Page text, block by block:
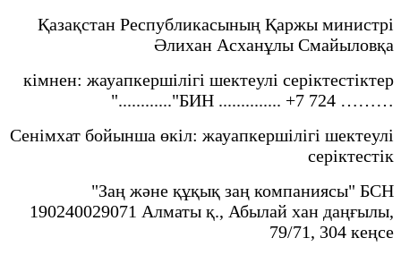
Қазақстан Республикасының Қаржы министрі
Әлихан Асханұлы Смайыловқа
кімнен: жауапкершілігі шектеулі серіктестіктер
"............"БИН .............. +7 724 ………
Сенімхат бойынша өкіл: жауапкершілігі шектеулі
серіктестік
"Заң және құқық заң компаниясы" БСН
190240029071 Алматы қ., Абылай хан даңғылы,
79/71, 304 кеңсе